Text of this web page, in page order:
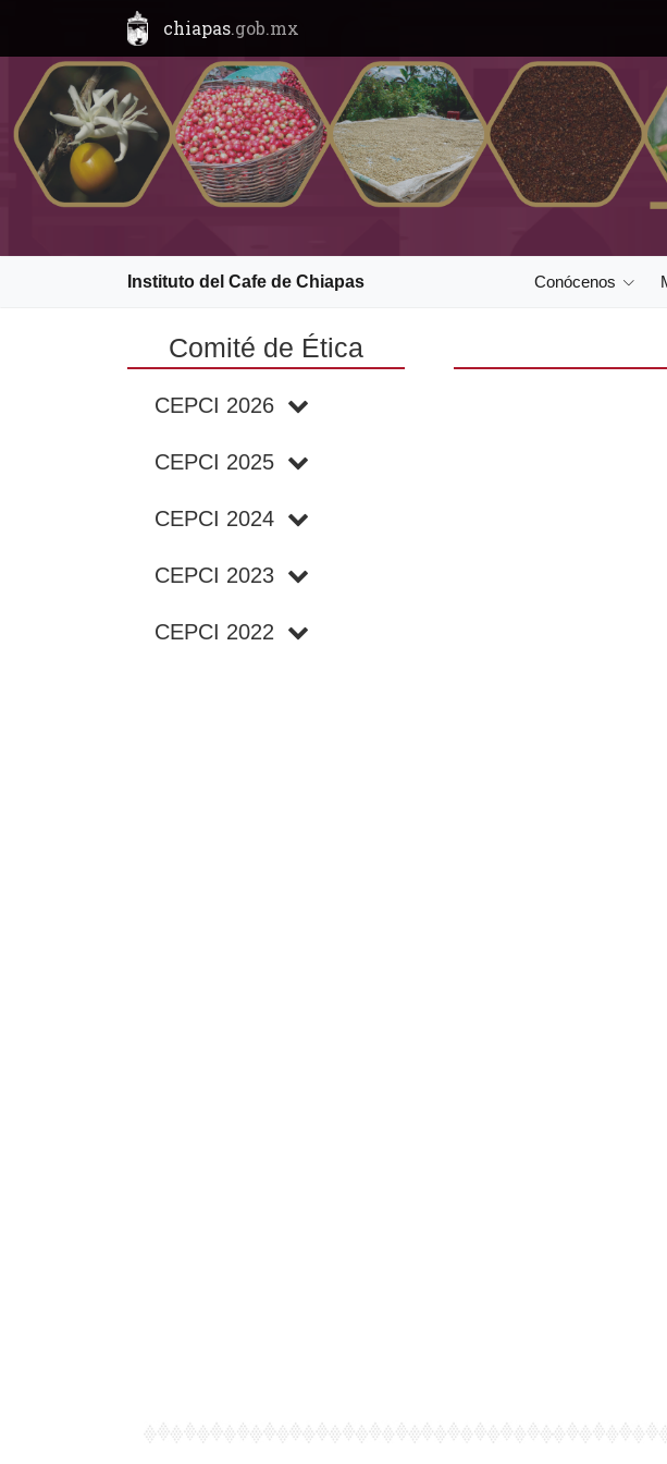
chiapas.gob.mx
Instituto del Cafe de Chiapas Conócenos
Comité de Ética
CEPCI 2026
CEPCI 2025
CEPCI 2024
CEPCI 2023
CEPCI 2022